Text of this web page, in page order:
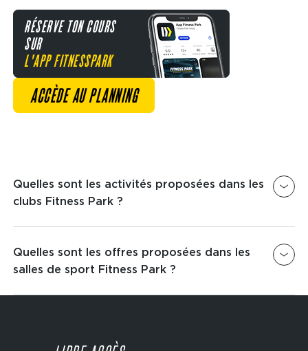
RÉSERVE TON COURS
SUR
L'APP FITNESSPARK
ACCÈDE AU PLANNING
Quelles sont les activités proposées dans les
clubs Fitness Park ?
un espaceMusculation,Cardio&Cross-Training
afin que tu puisses venir t'entraîner dans les
Quelles sont les offres proposées dans les
salles de sport Fitness Park ?
avec l'offre classique, Access + et Ultimate et